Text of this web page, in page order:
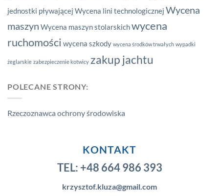
jednostki pływającej Wycena lini technologicznej Wycena
maszyn Wycena maszyn stolarskichwycena
ruchomości wycena szkody wycena środków trwałych wypadki
żeglarskie zabezpieczenie kotwicy zakup jachtu
POLECANE STRONY:
Rzeczoznawca ochrony środowiska
KONTAKT
TEL: +48 664 986 393
krzysztof.kluza@gmail.com